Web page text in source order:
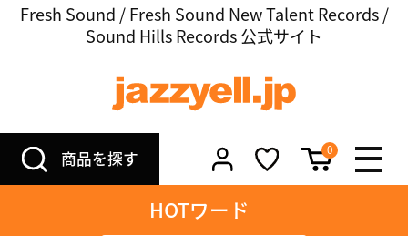
Fresh Sound / Fresh Sound New Talent Records /
Sound Hills Records 公式サイト
商品を探す 0
HOTワード